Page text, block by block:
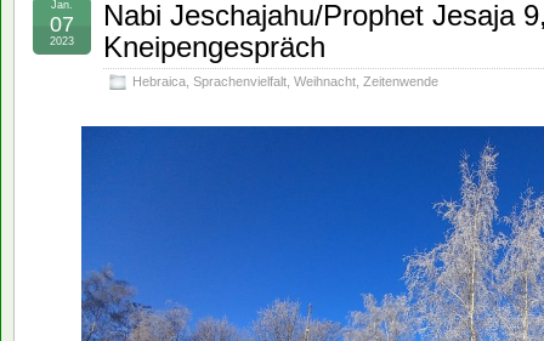
Nabi Jeschajahu/Prophet Jesaja
Kneipengespräch
Hebraica Sprachenvielfalt Weihnacht Zeitenwende
Jan.
07
2023